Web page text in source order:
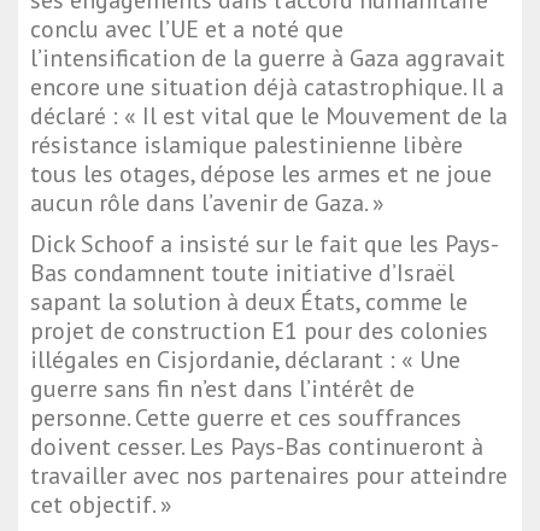
conclu avec l’UE et a noté que
l’intensification de la guerre à Gaza aggravait
encore une situation déjà catastrophique. Il a
déclaré : « Il est vital que le Mouvement de la
résistance islamique palestinienne libère
tous les otages, dépose les armes et ne joue
aucun rôle dans l’avenir de Gaza. »
Dick Schoof a insisté sur le fait que les Pays-
Bas condamnent toute initiative d’Israël
sapant la solution à deux États, comme le
projet de construction E1 pour des colonies
illégales en Cisjordanie, déclarant : « Une
guerre sans fin n’est dans l’intérêt de
personne. Cette guerre et ces souffrances
doivent cesser. Les Pays-Bas continueront à
travailler avec nos partenaires pour atteindre
cet objectif. »